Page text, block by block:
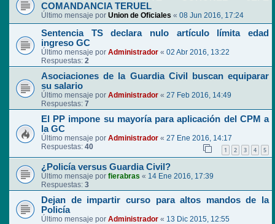
COMANDANCIA TERUEL
Último mensaje por Union de Oficiales « 08 Jun 2016, 17:24
Sentencia TS declara nulo artículo límita edad
ingreso GC
Último mensaje por Administrador « 02 Abr 2016, 13:22
Respuestas: 2
Asociaciones de la Guardia Civil buscan equiparar
su salario
Último mensaje por Administrador « 27 Feb 2016, 14:49
Respuestas: 7
El PP impone su mayoría para aplicación del CPM a
la GC
Último mensaje por Administrador « 27 Ene 2016, 14:17
Respuestas: 40 1 2 3 4 5
¿Policía versus Guardia Civil?
Último mensaje por fierabras « 14 Ene 2016, 17:39
Respuestas: 3
Dejan de impartir curso para altos mandos de la
Policía
Último mensaje por Administrador « 13 Dic 2015, 12:55